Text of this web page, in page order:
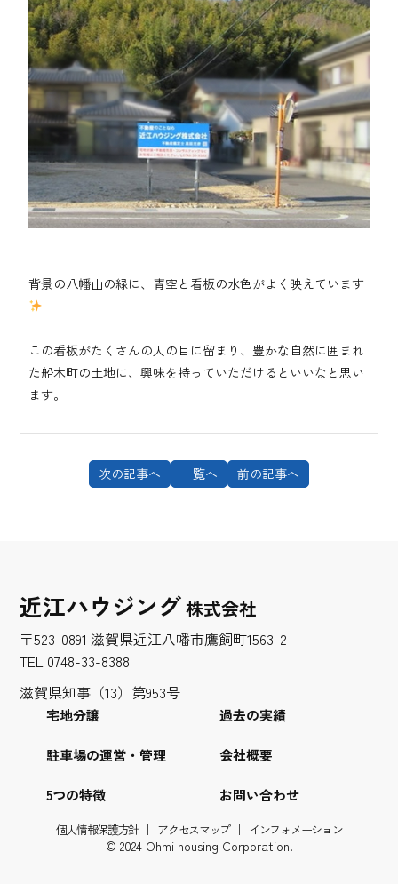
背景の八幡山の緑に、青空と看板の水色がよく映えています
この看板がたくさんの人の目に留まり、豊かな自然に囲まれ
た船木町の土地に、興味を持っていただけるといいなと思い
ます。
次の記事へ 一覧へ 前の記事へ
近江ハウジング株式会社
〒523-0891 滋賀県近江八幡市鷹飼町1563-2
TEL 0748-33-8388
滋賀県知事（13）第953号
宅地分譲
駐車場の運営・管理
5つの特徴
過去の実績
会社概要
お問い合わせ
© 2024 Ohmi housing Corporation.
個人情報保護方針 アクセスマップ インフォメーション